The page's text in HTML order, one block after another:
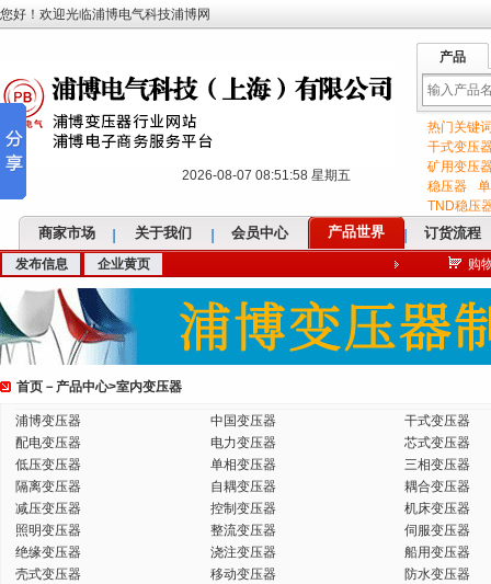
您好！欢迎光临浦博电气科技浦博网
2026-08-07 08:51:59 星期五
产品
输
键
热门关键
干式变压
矿用变压
稳压器
TND稳压
商家市场 关于我们 会员中心 产品世界 订货流程
发布信息 企业黄页 购
首页 － 产品中心>室内变压器
浦博变压器 中国变压器
干式变压器
配电变压器
电力变压器
芯式变压器
低压变压器
单相变压器
三相变压器
隔离变压器
自耦变压器
耦合变压器
减压变压器
控制变压器
机床变压器
照明变压器
整流变压器
伺服变压器
绝缘变压器
浇注变压器
船用变压器
壳式变压器
移动变压器
防水变压器